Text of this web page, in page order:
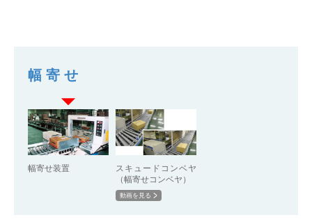
幅寄せ
幅寄せ装置
スキュードコンベヤ
（幅寄せコンベヤ）
動画を見る